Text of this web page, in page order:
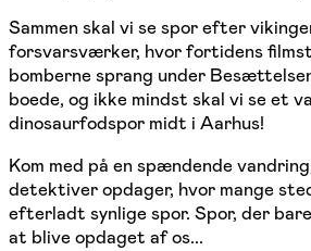
Sammen skal vi se spor efter
forsvarsværker, hvor fortidens
bomberne sprang under
boede, og ikke mindst skal vi se et
dinosaurfodspor midt i Aarhus!
Kom med på en spændende
detektiver opdager, hvor mange
efterladt synlige spor. Spor, der
at blive opdaget af os...